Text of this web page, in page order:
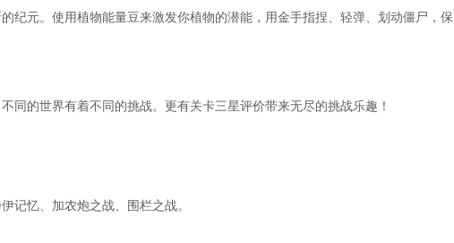
纪元。使用植物能量豆来激发你植物的潜能，用金手指捏、轻弹、划动僵尸，保
同的世界有着不同的挑战。更有关卡三星评价带来无尽的挑战乐趣！
记忆、加农炮之战、围栏之战。